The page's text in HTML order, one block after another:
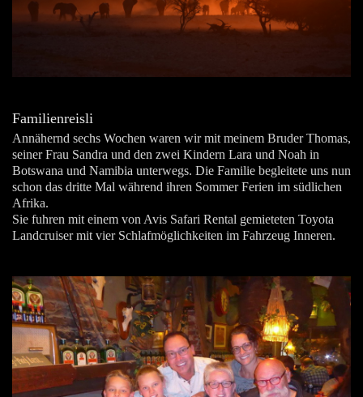
Familienreisli
Annähernd sechs Wochen waren wir mit meinem Bruder Thomas,
seiner Frau Sandra und den zwei Kindern Lara und Noah in
Botswana und Namibia unterwegs. Die Familie begleitete uns nun
schon das dritte Mal während ihren Sommer Ferien im südlichen
Afrika.
Sie fuhren mit einem von Avis Safari Rental gemieteten Toyota
Landcruiser mit vier Schlafmöglichkeiten im Fahrzeug Inneren.